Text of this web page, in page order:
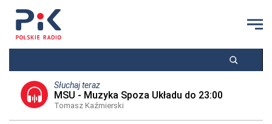
Słuchaj teraz
MSU - Muzyka Spoza Układu do 23:00
Tomasz Kaźmierski